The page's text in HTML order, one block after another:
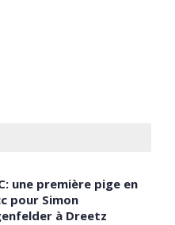
une première pige en
pour Simon
à Dreetz